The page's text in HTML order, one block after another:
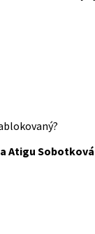
Atigu Sobotková